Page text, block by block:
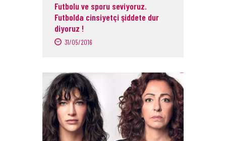
Futbolu ve sporu seviyoruz.
Futbolda cinsiyetçi şiddete dur
diyoruz !
31/05/2016